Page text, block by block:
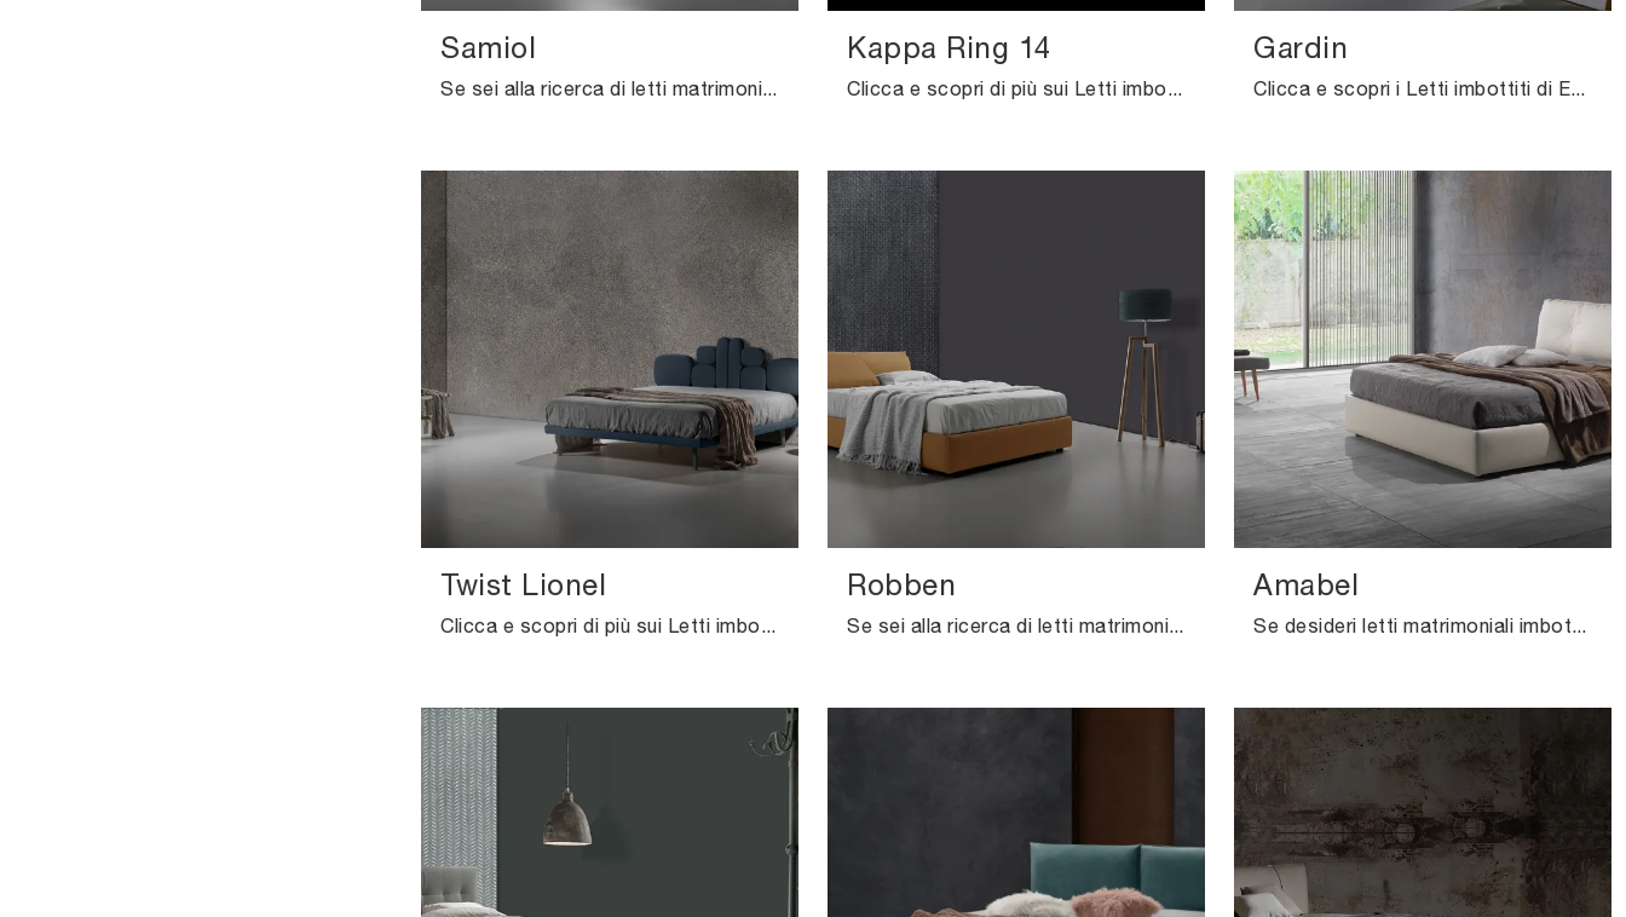
Samiol
Se sei alla ricerca di letti matrimoniali imbottiti, ti presentiamo il modello Samiol in tessuto per impreziosire la camera da letto.
Kappa Ring 14
Clicca e scopri di più sui Letti imbottiti: se desideri modelli matrimoniali moderni, il modello Kappa Ring 14 Excò fa al caso tuo.
Gardin
Clicca e scopri i Letti imbottiti di Excò! Il modello Gardin in tessuto ti sta aspettando nelle versioni matrimoniali.
Twist Lionel
Clicca e scopri di più sui Letti imbottiti: se cerchi modelli matrimoniali design, il modello Twist Lionel Excò fa al caso tuo.
Robben
Se sei alla ricerca di letti matrimoniali imbottiti, ti presentiamo il modello Robben in tessuto per valorizzare la zona notte.
Amabel
Se desideri letti matrimoniali imbottiti, ecco qui il modello Amabel in tessuto per valorizzare la camera da letto.